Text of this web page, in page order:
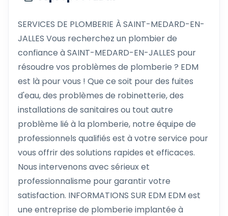
SERVICES DE PLOMBERIE À SAINT-MEDARD-EN-
JALLES Vous recherchez un plombier de
confiance à SAINT-MEDARD-EN-JALLES pour
résoudre vos problèmes de plomberie ? EDM
est là pour vous ! Que ce soit pour des fuites
d'eau, des problèmes de robinetterie, des
installations de sanitaires ou tout autre
problème lié à la plomberie, notre équipe de
professionnels qualifiés est à votre service pour
vous offrir des solutions rapides et efficaces.
Nous intervenons avec sérieux et
professionnalisme pour garantir votre
satisfaction. INFORMATIONS SUR EDM EDM est
une entreprise de plomberie implantée à